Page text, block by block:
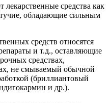
лекарственные средства как
обладающие сильным
средств относятся
и т.д., оставляющие
средствах,
не смываемый обычной
(бриллиантовый
и др.).